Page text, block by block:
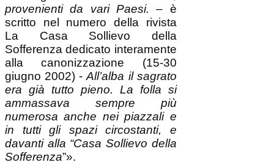
provenienti da vari Paesi. – è
scritto nel numero della rivista
La Casa Sollievo della
Sofferenza dedicato interamente
alla canonizzazione (15-30
giugno 2002) -All’alba il sagrato
era già tutto pieno. La folla si
ammassava sempre più
numerosa anche nei piazzali e
in tutti gli spazi circostanti, e
davanti alla “Casa Sollievo della
Sofferenza”».